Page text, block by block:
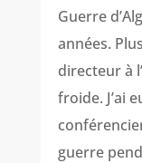
Guerre
années.
directeur à
froide. J’ai
guerre